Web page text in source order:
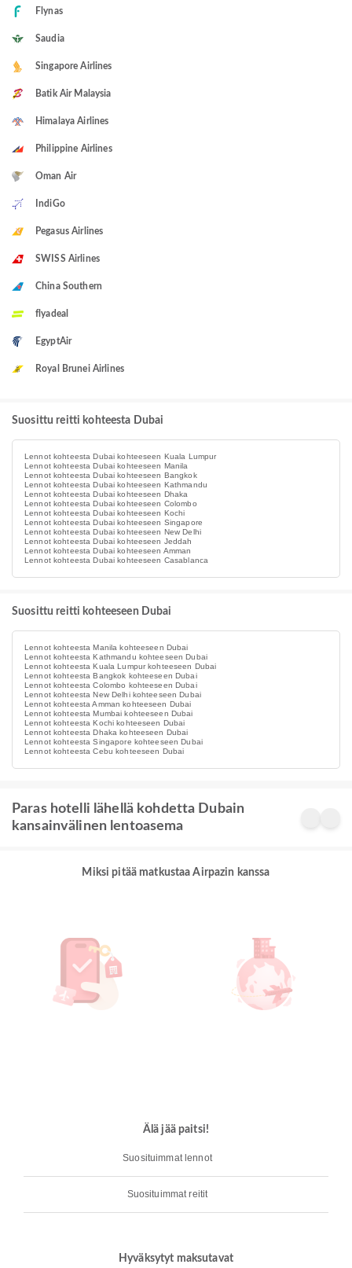
Flynas
Saudia
Singapore Airlines
Batik Air Malaysia
Himalaya Airlines
Philippine Airlines
Oman Air
IndiGo
Pegasus Airlines
SWISS Airlines
China Southern
flyadeal
EgyptAir
Royal Brunei Airlines
Suosittu reitti kohteesta Dubai
Lennot kohteesta Dubai kohteeseen Kuala Lumpur
Lennot kohteesta Dubai kohteeseen Manila
Lennot kohteesta Dubai kohteeseen Bangkok
Lennot kohteesta Dubai kohteeseen Kathmandu
Lennot kohteesta Dubai kohteeseen Dhaka
Lennot kohteesta Dubai kohteeseen Colombo
Lennot kohteesta Dubai kohteeseen Kochi
Lennot kohteesta Dubai kohteeseen Singapore
Lennot kohteesta Dubai kohteeseen New Delhi
Lennot kohteesta Dubai kohteeseen Jeddah
Lennot kohteesta Dubai kohteeseen Amman
Lennot kohteesta Dubai kohteeseen Casablanca
Suosittu reitti kohteeseen Dubai
Lennot kohteesta Manila kohteeseen Dubai
Lennot kohteesta Kathmandu kohteeseen Dubai
Lennot kohteesta Kuala Lumpur kohteeseen Dubai
Lennot kohteesta Bangkok kohteeseen Dubai
Lennot kohteesta Colombo kohteeseen Dubai
Lennot kohteesta New Delhi kohteeseen Dubai
Lennot kohteesta Amman kohteeseen Dubai
Lennot kohteesta Mumbai kohteeseen Dubai
Lennot kohteesta Kochi kohteeseen Dubai
Lennot kohteesta Dhaka kohteeseen Dubai
Lennot kohteesta Singapore kohteeseen Dubai
Lennot kohteesta Cebu kohteeseen Dubai
Paras hotelli lähellä kohdetta Dubain
kansainvälinen lentoasema
Miksi pitää matkustaa Airpazin kanssa
Älä jää paitsi!
Suosituimmat lennot
Suosituimmat reitit
Hyväksytyt maksutavat